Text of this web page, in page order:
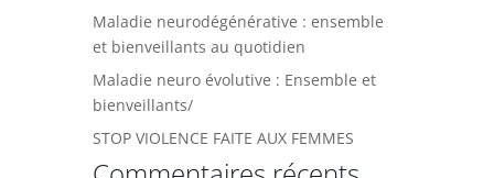
Maladie neurodégénérative : ensemble
et bienveillants au quotidien
Maladie neuro évolutive : Ensemble et
bienveillants/
STOP VIOLENCE FAITE AUX FEMMES